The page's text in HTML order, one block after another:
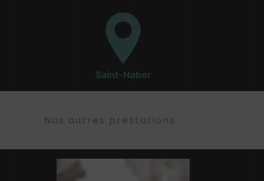
Saint-Nabor
Nos autres prestations